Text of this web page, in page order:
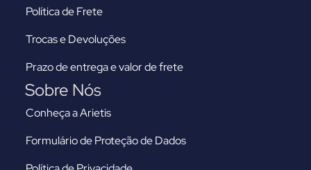
Política de Frete
Trocas e Devoluções
Prazo de entrega e valor de frete
Sobre Nós
Conheça a Arietis
Formulário de Proteção de Dados